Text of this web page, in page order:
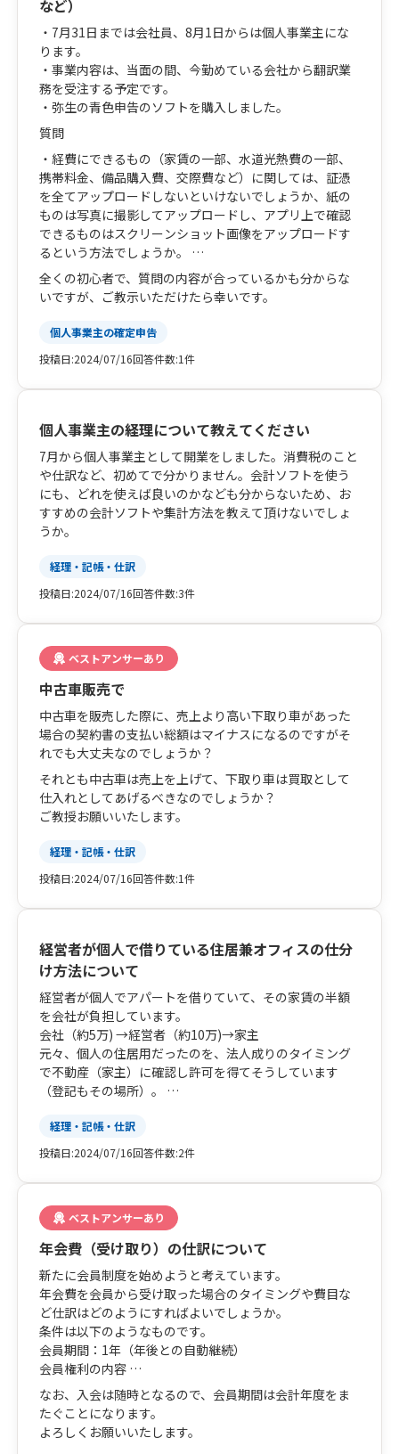
など）
・7月31日までは会社員、8月1日からは個人事業主にな
ります。
・事業内容は、当面の間、今勤めている会社から翻訳業
務を受注する予定です。
・弥生の青色申告のソフトを購入しました。
質問
・経費にできるもの（家賃の一部、水道光熱費の一部、
携帯料金、備品購入費、交際費など）に関しては、証憑
を全てアップロードしないといけないでしょうか、紙の
ものは写真に撮影してアップロードし、アプリ上で確認
できるものはスクリーンショット画像をアップロードす
るという方法でしょうか。
・8月1日から必ず保管しておかないといけないものはな
んでしょうか。
・確定申告の時期になったら、税理士（依頼する場合）
の方に全て相談することができるのでしょうか。例え
全くの初心者で、質問の内容が合っているかも分からな
いですが、ご教示いただけたら幸いです。
個人事業主の確定申告
投稿日:2024/07/16回答件数:1件
個人事業主の経理について教えてください
7月から個人事業主として開業をしました。消費税のこと
や仕訳など、初めてで分かりません。会計ソフトを使う
にも、どれを使えば良いのかなども分からないため、お
すすめの会計ソフトや集計方法を教えて頂けないでしょ
うか。
経理・記帳・仕訳
投稿日:2024/07/16回答件数:3件
ベストアンサーあり
中古車販売で
中古車を販売した際に、売上より高い下取り車があった
場合の契約書の支払い総額はマイナスになるのですがそ
れでも大丈夫なのでしょうか？
それとも中古車は売上を上げて、下取り車は買取として
仕入れとしてあげるべきなのでしょうか？
ご教授お願いいたします。
経理・記帳・仕訳
投稿日:2024/07/16回答件数:1件
経営者が個人で借りている住居兼オフィスの仕分
け方法について
経営者が個人でアパートを借りていて、その家賃の半額
を会社が負担しています。
会社（約5万) →経営者（約10万)→家主
元々、個人の住居用だったのを、法人成りのタイミング
で不動産（家主）に確認し許可を得てそうしています
（登記もその場所）。
経理・記帳・仕訳
投稿日:2024/07/16回答件数:2件
ベストアンサーあり
年会費（受け取り）の仕訳について
新たに会員制度を始めようと考えています。
年会費を会員から受け取った場合のタイミングや費目な
ど仕訳はどのようにすればよいでしょうか。
条件は以下のようなものです。
会員期間：1年（年後との自動継続）
会員権利の内容
無料イベント参加権
各種割引（有料イベント参加費、有料セミナー受講
料）
など（実施回数などは不定）
なお、入会は随時となるので、会員期間は会計年度をま
たぐことになります。
よろしくお願いいたします。